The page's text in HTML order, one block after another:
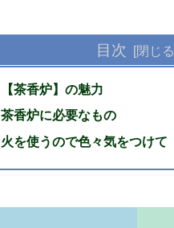
目次
【茶香炉】の魅力
茶香炉に必要なもの
火を使うので色々気をつけて